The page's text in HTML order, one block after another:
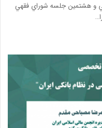
‌و‌ هشتمين جلسه شوراي فقهي